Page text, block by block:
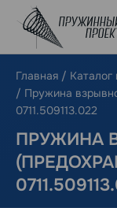
Главная /
/ Пружина
0711.509113.022
ПРУЖИНА